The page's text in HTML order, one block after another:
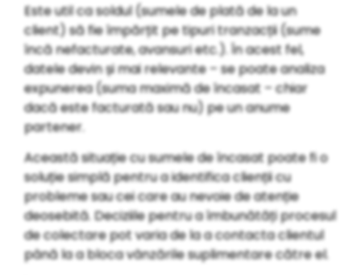
Este util ca soldul (sumele de plată de la un
client) să fie împărțit pe tipuri tranzacții (sume
încă nefacturate, avansuri etc.). În acest fel,
datele devin și mai relevante – se poate analiza
expunerea (suma maximă de încasat – chiar
dacă este facturată sau nu) pe un anume
partener.
Această situație cu sumele de încasat poate fi o
soluție simplă pentru a identifica clienții cu
probleme sau cei care au nevoie de atenție
deosebită. Deciziile pentru a îmbunătăți procesul
de colectare pot varia de la a contacta clientul
până la a bloca vânzările suplimentare către el.